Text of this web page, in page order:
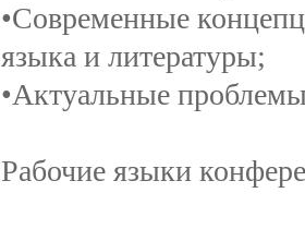
•Современные
языка и литературы;
•Актуальные
Рабочие языки